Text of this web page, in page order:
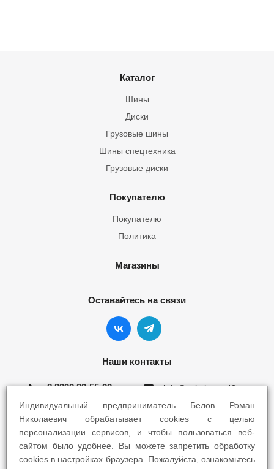
Каталог
Шины
Грузовые шины
Шины спецтехника
Диски
Грузовые диски
Покупателю
Покупателю
Политика
Магазины
Оставайтесь на связи
Наши контакты
8 8332 22-55-22 info@yokohama43.ru
Киров, ул. Ломоносова 5Б
Киров, ул. Профсоюзная 7А
Индивидуальный предприниматель Белов Роман
Николаевич обрабатывает cookies с целью
персонализации сервисов, и чтобы пользоваться веб-
сайтом было удобнее. Вы можете запретить обработку
cookies в настройках браузера. Пожалуйста, ознакомьтесь